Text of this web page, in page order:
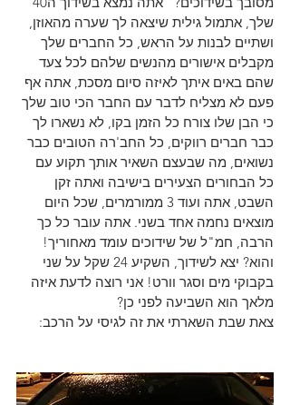
שלך, אתמול גילית שיצאה לך שערה מהאוזן,
ושתיים לבנות על הראש, כל החברים שלך
מקבלים אישורים מהנשים שלהם לכל צעד
שהם באים איתך לאיזה סיום מסכת, אתה אף
פעם לא מצליח לדבר עם החבר הכי טוב שלך
כי הבן שלו צורח כל הזמן בקו, לא נשארו לך
כבר חברים רווקים, כל החב'רה הטובים כבר
נשואים, מה שבעצם השאיר אותך תקוע עם
כל הבחורים הצעירים בישיבה ואתה זקן
השבט, אתה ועוד 3 ממורמרים, שכל היום
מוצאים נחמה אחד בשני. אתה עובר כל כך
הרבה, חמ"ל של שידוכים עומד מאחוריך!
והוא? יצא לשידוך, השקיע 24 שקל על שני
בקבוקי מים וסגר וורט! אני רוצה לדעת איזה
מלאך הוא השביעה לפני כן?
צאת שבת השארתי את זה לגיסי על הרכב: